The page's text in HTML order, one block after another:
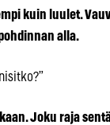
kuin luulet.
alla.
Joku raja